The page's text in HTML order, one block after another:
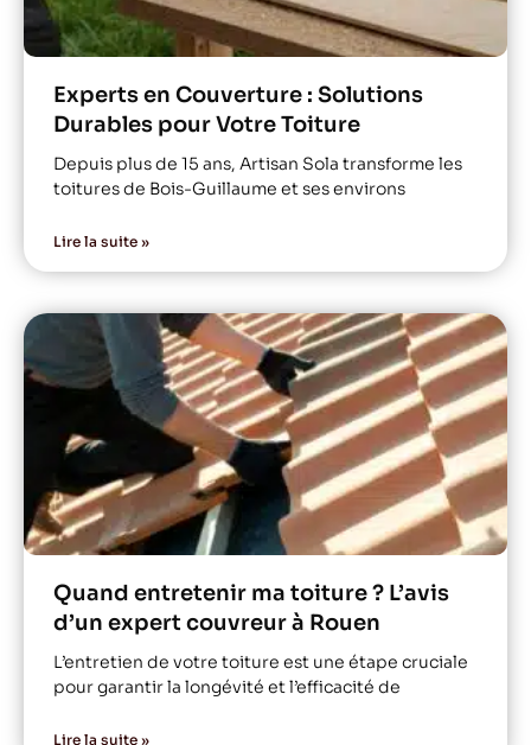
Experts en Couverture : Solutions
Durables pour Votre Toiture
Depuis plus de 15 ans, Artisan Sola transforme les
toitures de Bois-Guillaume et ses environs
Lire la suite »
Quand entretenir ma toiture ? L’avis
d’un expert couvreur à Rouen
L’entretien de votre toiture est une étape cruciale
pour garantir la longévité et l’efficacité de
Lire la suite »